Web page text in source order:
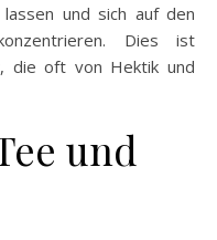
und sich auf den
Dies ist
die oft von Hektik und
und